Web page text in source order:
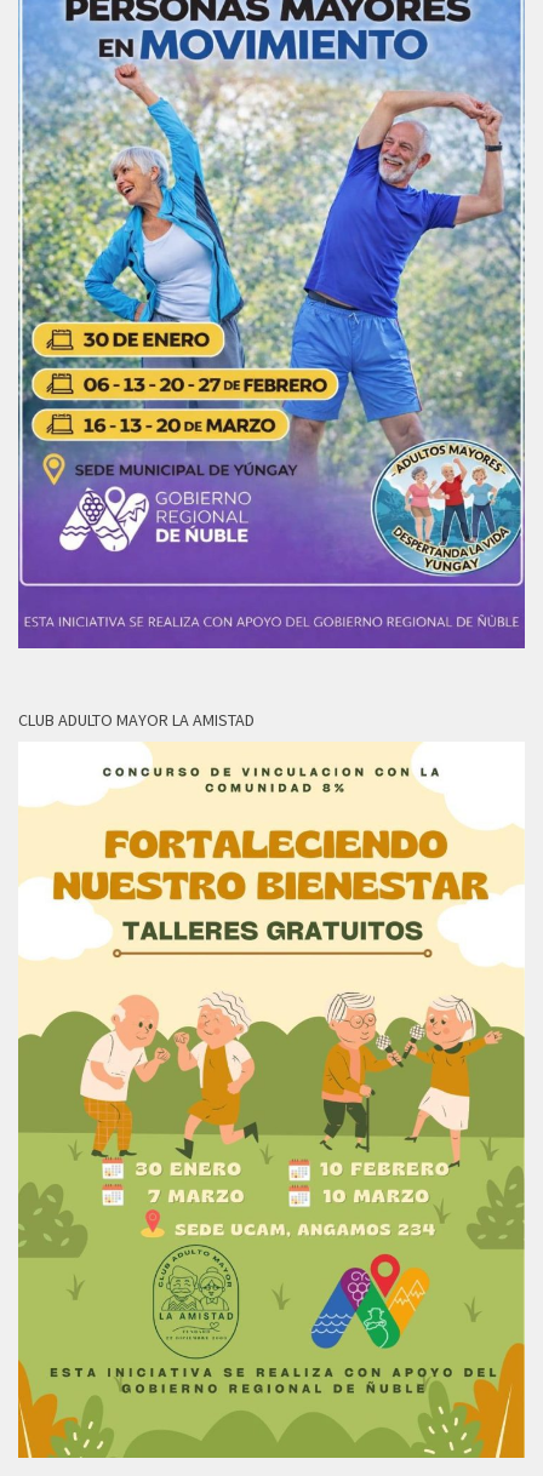
CLUB ADULTO MAYOR LA AMISTAD